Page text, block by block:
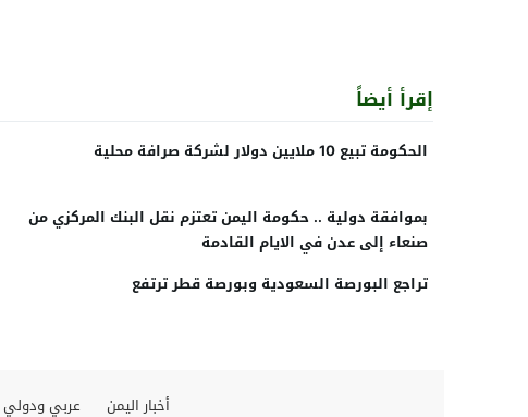
إقرأ أيضاً
الحكومة تبيع 10 ملايين دولار لشركة صرافة محلية
بموافقة دولية .. حكومة اليمن تعتزم نقل البنك المركزي من
صنعاء إلى عدن في الايام القادمة
تراجع البورصة السعودية وبورصة قطر ترتفع
أخبار اليمن عربي ودولي